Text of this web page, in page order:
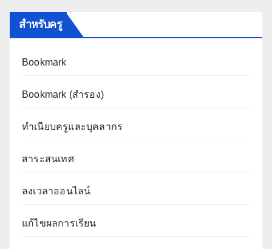
สำหรับครู
Bookmark
Bookmark (สำรอง)
ทำเนียบครูและบุคลากร
สาระสนเทศ
ลงเวลาออนไลน์
แก้ไขผลการเรียน